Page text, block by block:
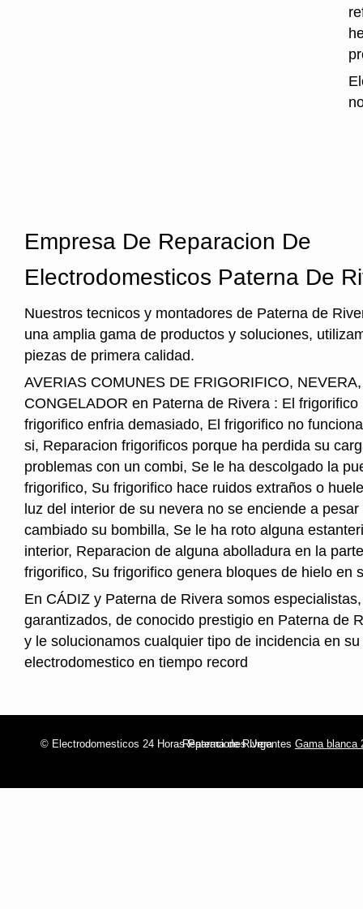
Empresa De Reparacion De
Electrodomesticos Paterna De
Nuestros tecnicos y montadores de Paterna de
una amplia gama de productos y soluciones,
piezas de primera calidad.
AVERIAS COMUNES DE FRIGORIFICO,
CONGELADOR en Paterna de Rivera : El frigorifico
frigorifico enfria demasiado, El frigorifico no
si, Reparacion frigorificos porque ha perdida su
problemas con un combi, Se le ha descolgado la
frigorifico, Su frigorifico hace ruidos extraños o
luz del interior de su nevera no se enciende a
cambiado su bombilla, Se le ha roto alguna
interior, Reparacion de alguna abolladura en la
frigorifico, Su frigorifico genera bloques de hielo en
En CÁDIZ y Paterna de Rivera somos
garantizados, de conocido prestigio en Paterna de
y le solucionamos cualquier tipo de incidencia en su
electrodomestico en tiempo record
© Electrodomesticos 24 Horas Paterna de Rivera
Reparaciones Urgentes Gama blanca